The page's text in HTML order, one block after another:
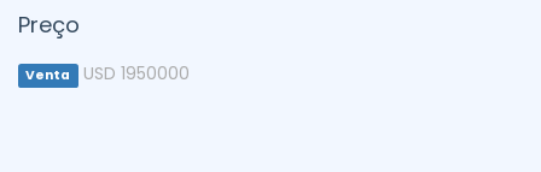
Preço
Venta USD 1950000